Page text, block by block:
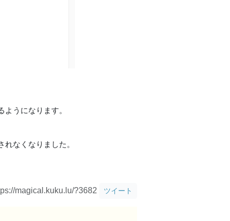
うになります。
なくなりました。
magical.kuku.lu/?3682 ツイート